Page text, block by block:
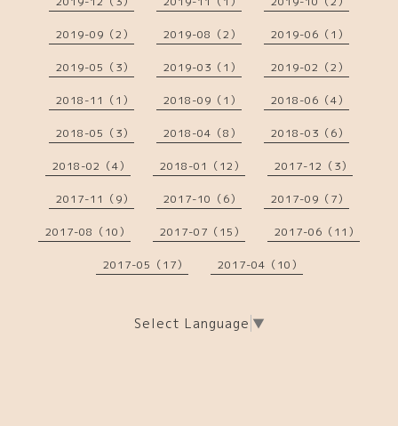
2019-09（2） 2019-08（2） 2019-06（1）
2019-05（3） 2019-03（1） 2019-02（2）
2018-11（1） 2018-09（1） 2018-06（4）
2018-05（3） 2018-04（8） 2018-03（6）
2018-02（4） 2018-01（12） 2017-12（3）
2017-11（9） 2017-10（6） 2017-09（7）
2017-08（10） 2017-07（15） 2017-06（11）
2017-05（17） 2017-04（10）
Select Language ▼